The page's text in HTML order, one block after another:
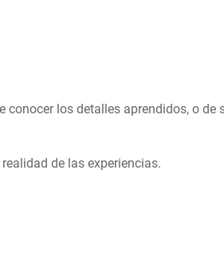
los detalles aprendidos, o de
de las experiencias.